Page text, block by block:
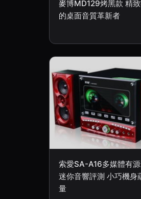
麥博MD129烤黑款 精
的桌面音質革新者
索愛SA-A16多媒體有
迷你音響評測 小巧機身
量